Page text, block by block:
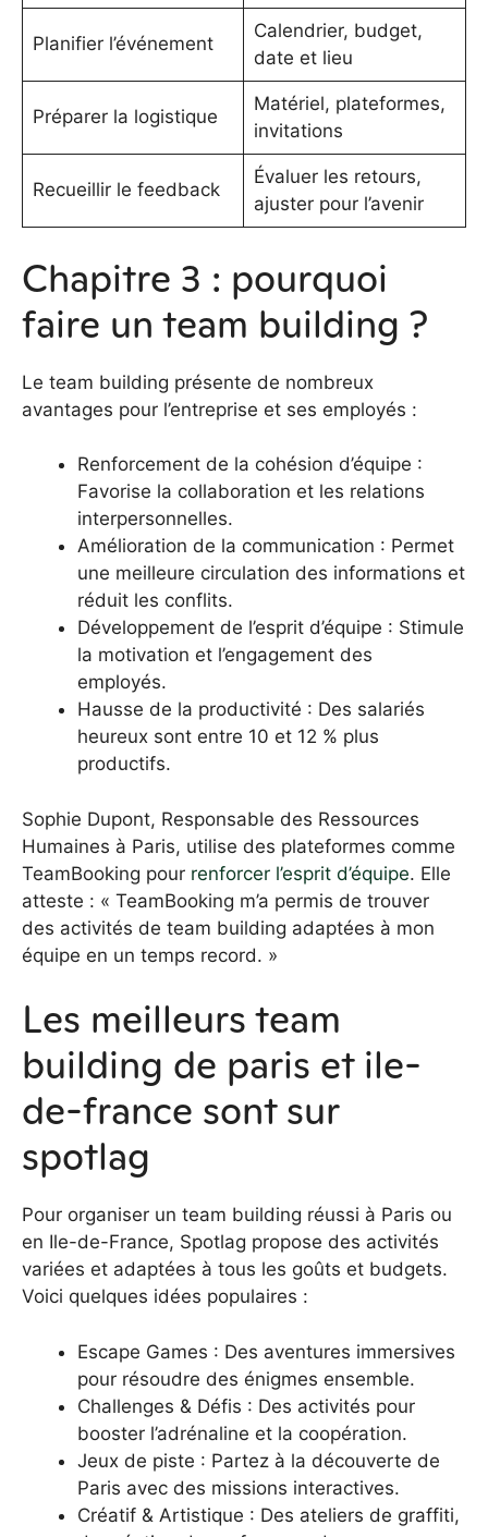
Planifier l’événement
Calendrier, budget,
date et lieu
Préparer la logistique
Matériel, plateformes,
invitations
Recueillir le feedback
Évaluer les retours,
ajuster pour l’avenir
Chapitre 3 : pourquoi
faire un team building ?
Le team building présente de nombreux
avantages pour l’entreprise et ses employés :
Renforcement de la cohésion d’équipe :
Favorise la collaboration et les relations
interpersonnelles.
Amélioration de la communication : Permet
une meilleure circulation des informations et
réduit les conflits.
Développement de l’esprit d’équipe : Stimule
la motivation et l’engagement des
employés.
Hausse de la productivité : Des salariés
heureux sont entre 10 et 12 % plus
productifs.
Sophie Dupont, Responsable des Ressources
Humaines à Paris, utilise des plateformes comme
TeamBooking pour renforcer l’esprit d’équipe. Elle
atteste : « TeamBooking m’a permis de trouver
des activités de team building adaptées à mon
équipe en un temps record. »
Les meilleurs team
building de paris et ile-
de-france sont sur
spotlag
Pour organiser un team building réussi à Paris ou
en Ile-de-France, Spotlag propose des activités
variées et adaptées à tous les goûts et budgets.
Voici quelques idées populaires :
Escape Games : Des aventures immersives
pour résoudre des énigmes ensemble.
Challenges & Défis : Des activités pour
booster l’adrénaline et la coopération.
Jeux de piste : Partez à la découverte de
Paris avec des missions interactives.
Créatif & Artistique : Des ateliers de graffiti,